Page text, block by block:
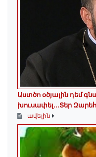
Աստծո օծյալին դեմ
խուսափել․․․Տեր Զարեհ
ավելին